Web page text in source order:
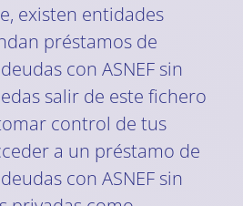
existen entidades
préstamos de
con ASNEF sin
salir de este fichero
control de tus
a un préstamo de
con ASNEF sin